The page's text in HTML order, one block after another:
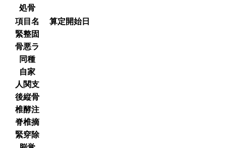
処骨
項目名
算定開始日
緊整固
骨悪ラ
同種
自家
人関支
後縦骨
椎酵注
脊椎摘
緊穿除